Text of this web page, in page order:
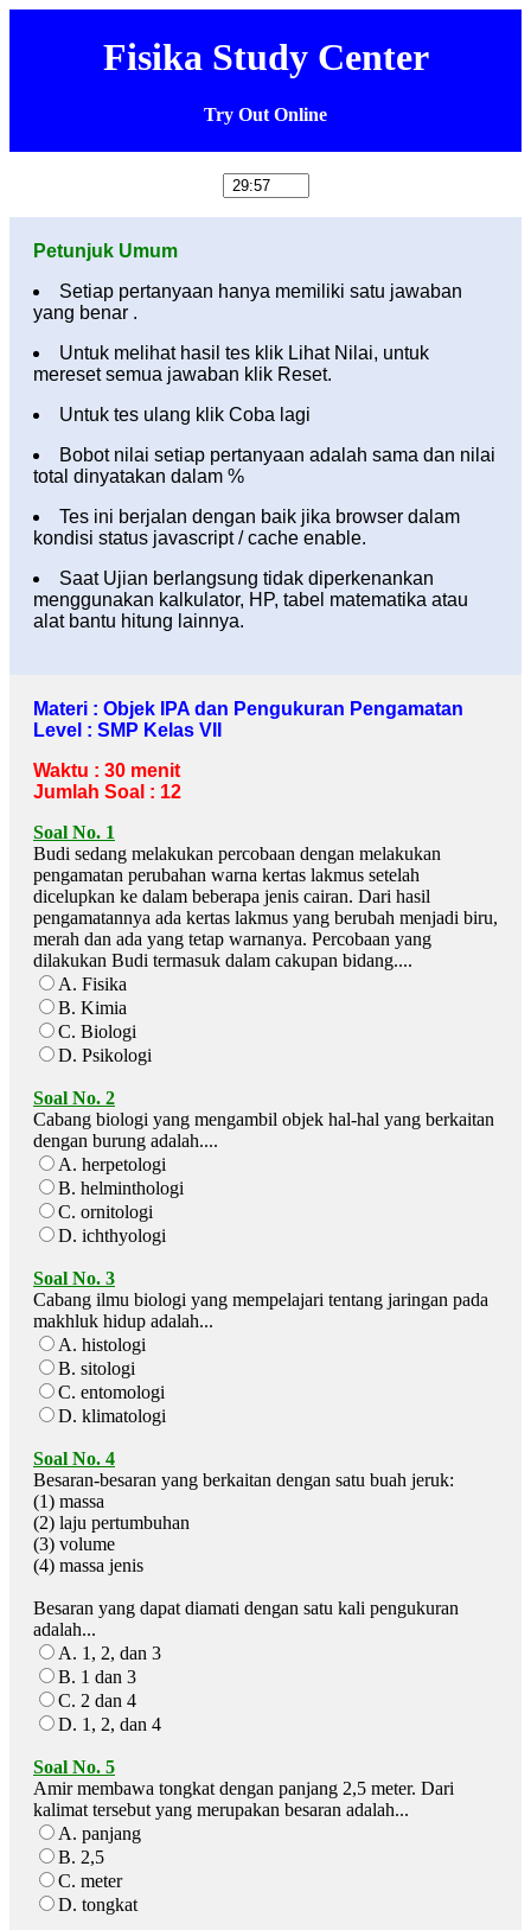
Fisika Study Center
Try Out Online
Petunjuk Umum
Setiap pertanyaan hanya memiliki satu jawaban
yang benar .
Untuk melihat hasil tes klik Lihat Nilai, untuk
mereset semua jawaban klik Reset.
Untuk tes ulang klik Coba lagi
Bobot nilai setiap pertanyaan adalah sama dan nilai
total dinyatakan dalam %
Tes ini berjalan dengan baik jika browser dalam
kondisi status javascript / cache enable.
Saat Ujian berlangsung tidak diperkenankan
menggunakan kalkulator, HP, tabel matematika atau
alat bantu hitung lainnya.
Materi : Objek IPA dan Pengukuran Pengamatan
Level : SMP Kelas VII
Waktu : 30 menit
Jumlah Soal : 12
Soal No. 1
Budi sedang melakukan percobaan dengan melakukan
pengamatan perubahan warna kertas lakmus setelah
dicelupkan ke dalam beberapa jenis cairan. Dari hasil
pengamatannya ada kertas lakmus yang berubah menjadi biru,
merah dan ada yang tetap warnanya. Percobaan yang
dilakukan Budi termasuk dalam cakupan bidang....
A. Fisika
B. Kimia
C. Biologi
D. Psikologi
Soal No. 2
Cabang biologi yang mengambil objek hal-hal yang berkaitan
dengan burung adalah....
A. herpetologi
B. helminthologi
C. ornitologi
D. ichthyologi
Soal No. 3
Cabang ilmu biologi yang mempelajari tentang jaringan pada
makhluk hidup adalah...
A. histologi
B. sitologi
C. entomologi
D. klimatologi
Soal No. 4
Besaran-besaran yang berkaitan dengan satu buah jeruk:
(1) massa
(2) laju pertumbuhan
(3) volume
(4) massa jenis
Besaran yang dapat diamati dengan satu kali pengukuran
adalah...
A. 1, 2, dan 3
B. 1 dan 3
C. 2 dan 4
D. 1, 2, dan 4
Soal No. 5
Amir membawa tongkat dengan panjang 2,5 meter. Dari
kalimat tersebut yang merupakan besaran adalah...
A. panjang
B. 2,5
C. meter
D. tongkat